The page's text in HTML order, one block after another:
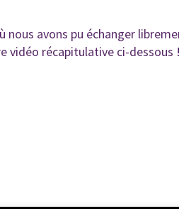
avons pu échanger
vidéo récapitulative ci-dessous